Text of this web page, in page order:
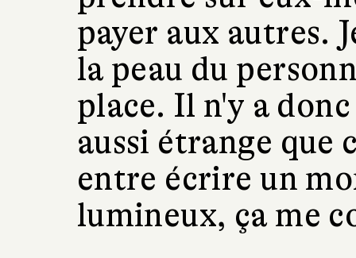
payer aux autres.
la peau du
place. Il n'y a
aussi étrange que
entre écrire un
lumineux, ça me